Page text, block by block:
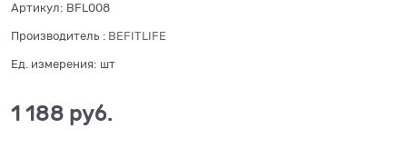
Артикул: BFL008
Производитель : BEFITLIFE
Ед. измерения: шт
1 188 руб.